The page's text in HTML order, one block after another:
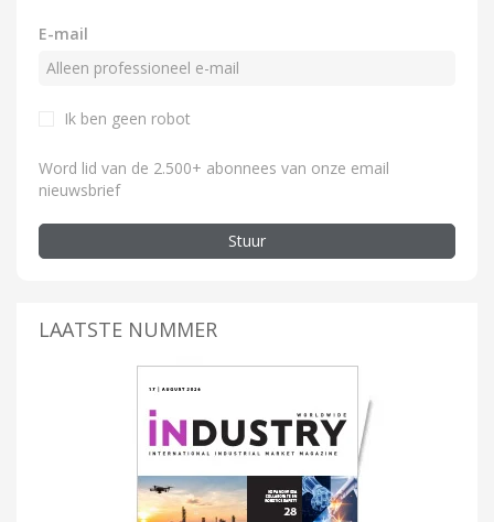
E-mail
Ik ben geen robot
Word lid van de 2.500+ abonnees van onze email
nieuwsbrief
Stuur
LAATSTE NUMMER